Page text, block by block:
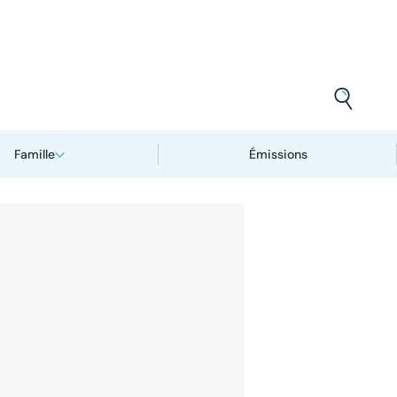
Famille Émissions